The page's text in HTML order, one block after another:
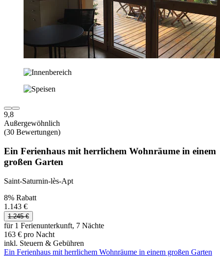
9,8
Außergewöhnlich
(30 Bewertungen)
Ein Ferienhaus mit herrlichem Wohnräume in einem
großen Garten
Saint-Saturnin-lès-Apt
8% Rabatt
1.143 €
1.245 €
für 1 Ferienunterkunft, 7 Nächte
163 € pro Nacht
inkl. Steuern & Gebühren
Ein Ferienhaus mit herrlichem Wohnräume in einem großen Garten